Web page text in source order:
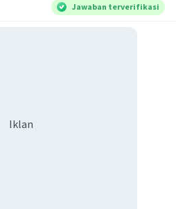
Jawaban terverifikasi
Iklan